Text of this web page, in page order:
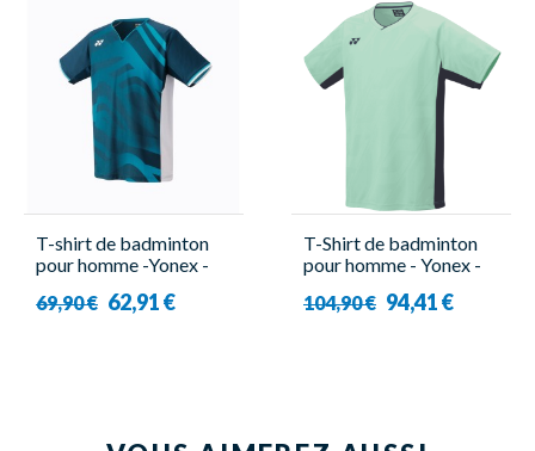
T-shirt de badminton
pour homme -Yonex -
69,90 € 62,91 €
T-Shirt de badminton
pour homme - Yonex -
104,90 € 94,41 €